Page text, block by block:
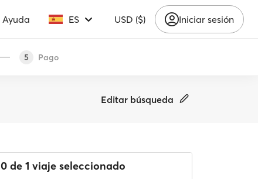
Ayuda ES USD ($) Iniciar sesión
5 Pago
Editar búsqueda
0 de 1 viaje seleccionado